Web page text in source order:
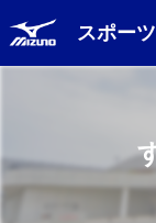
スポー